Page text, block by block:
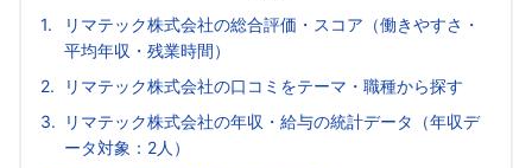
リマテック株式会社の総合評価・スコア（働きやすさ・
平均年収・残業時間）
リマテック株式会社の口コミをテーマ・職種から探す
リマテック株式会社の年収・給与の統計データ（年収デ
ータ対象：2人）